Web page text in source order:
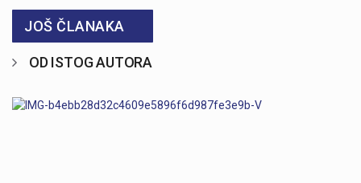
JOŠ ČLANAKA
OD ISTOG AUTORA